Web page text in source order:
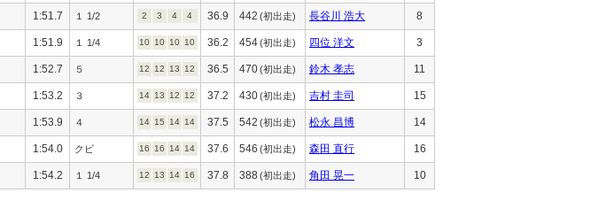
1:51.7 １ 1/2 2 3 4 4 36.9 442 (初出走) 長谷川 浩大 8
1:51.9 １ 1/4 10 10 10 10 36.2 454(初出走) 四位 洋文 3
1:52.7 ５ 12 12 13 12 36.5 470(初出走) 鈴木 孝志 11
1:53.2 ３ 14 13 12 12 37.2 430(初出走) 吉村 圭司 15
1:53.9 ４ 14 15 14 14 37.5 542 (初出走) 松永 昌博 14
1:54.0 クビ 16 16 14 14 37.6 546 (初出走) 森田 直行 16
1:54.2 １ 1/4 12 13 14 16 37.8 388 (初出走) 角田 晃一 10